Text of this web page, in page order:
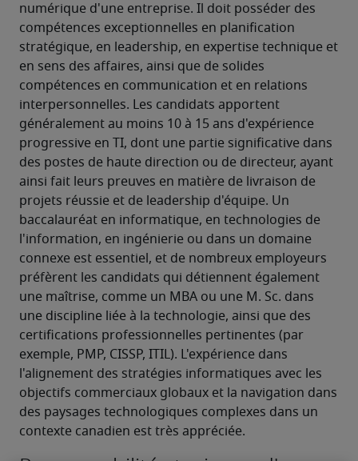
numérique d'une entreprise. Il doit posséder des
compétences exceptionnelles en planification
stratégique, en leadership, en expertise technique et
en sens des affaires, ainsi que de solides
compétences en communication et en relations
interpersonnelles. Les candidats apportent
généralement au moins 10 à 15 ans d'expérience
progressive en TI, dont une partie significative dans
des postes de haute direction ou de directeur, ayant
ainsi fait leurs preuves en matière de livraison de
projets réussie et de leadership d'équipe. Un
baccalauréat en informatique, en technologies de
l'information, en ingénierie ou dans un domaine
connexe est essentiel, et de nombreux employeurs
préfèrent les candidats qui détiennent également
une maîtrise, comme un MBA ou une M. Sc. dans
une discipline liée à la technologie, ainsi que des
certifications professionnelles pertinentes (par
exemple, PMP, CISSP, ITIL). L'expérience dans
l'alignement des stratégies informatiques avec les
objectifs commerciaux globaux et la navigation dans
des paysages technologiques complexes dans un
contexte canadien est très appréciée.